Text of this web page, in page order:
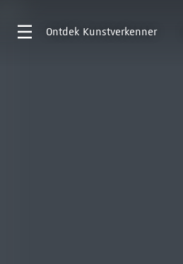
Ontdek Kunstverkenner